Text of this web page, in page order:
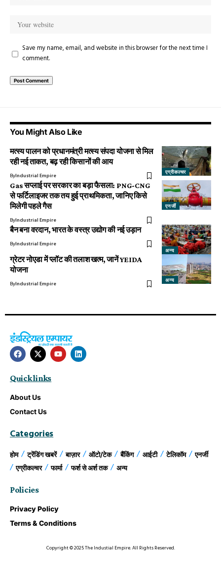
Save my name, email, and website in this browser for the next time I
comment.
You Might Also Like
एग्रीकल्चर
मत्स्य पालन को प्रधानमंत्री मत्स्य संपदा योजना से मिल
रही नई ताकत, बढ़ रही किसानों की आय
ByIndustrial Empire
एनर्जी
Gas सप्लाई पर सरकार का बड़ा फैसला: PNG-CNG
से फर्टिलाइजर तक तय हुई प्राथमिकता, जानिए किसे
मिलेगी पहले गैस
ByIndustrial Empire
अन्य
बैन बना वरदान, भारत के वस्त्र उद्योग की नई उड़ान
ByIndustrial Empire
अन्य
ग्रेटर नोएडा में प्लॉट की तलाश खत्म, जानें YEIDA
योजना
ByIndustrial Empire
Quick links
About Us
Contact Us
Categories
होम ट्रेंडिंग खबरें बाज़ार ऑटो/टेक बैंकिंग आईटी टेलिकॉम
एनर्जी
एग्रीकल्चर
फार्मा फर्श से अर्श तक अन्य
Policies
Privacy Policy
Terms & Conditions
Copyright © 2025 The Industial Empire. All Rights Reserved.